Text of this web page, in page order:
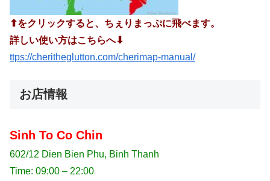
⬆︎をクリックすると、ちぇりまっぷに飛べます。
詳しい使い方はこちらへ⬇︎
ttps://cheritheglutton.com/cherimap-manual/
お店情報
Sinh To Co Chin
602/12 Dien Bien Phu, Binh Thanh
Time: 09:00 – 22:00